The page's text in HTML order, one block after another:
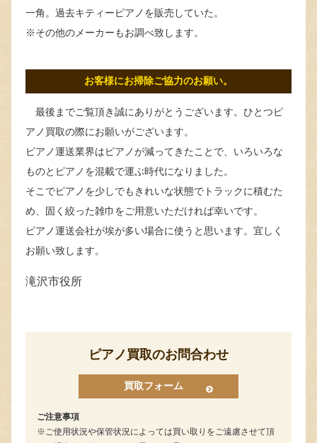
一角。過去キティーピアノを販売していた。
※その他のメーカーもお調べ致します。
お客様にお掃除ご協力のお願い。
最後までご覧頂き誠にありがとうございます。ひとつピ
アノ買取の際にお願いがございます。
ピアノ運送業界はピアノが減ってきたことで、いろいろな
ものとピアノを混載で運ぶ時代になりました。
そこでピアノを少しでもきれいな状態でトラックに積むた
め、固く絞った雑巾をご用意いただければ幸いです。
ピアノ運送会社が埃が多い場合に使うと思います。宜しく
お願い致します。
滝沢市役所
ピアノ買取のお問合わせ
買取フォーム
ご注意事項
ご使用状況や保管状況によっては買い取りをご遠慮させて頂